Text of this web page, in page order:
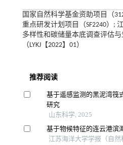
国家自然科学基金资助项目（
重点研发计划项目（SF2240）;
多样性和碳储量本底调查评估
（LYKJ【2022】01）